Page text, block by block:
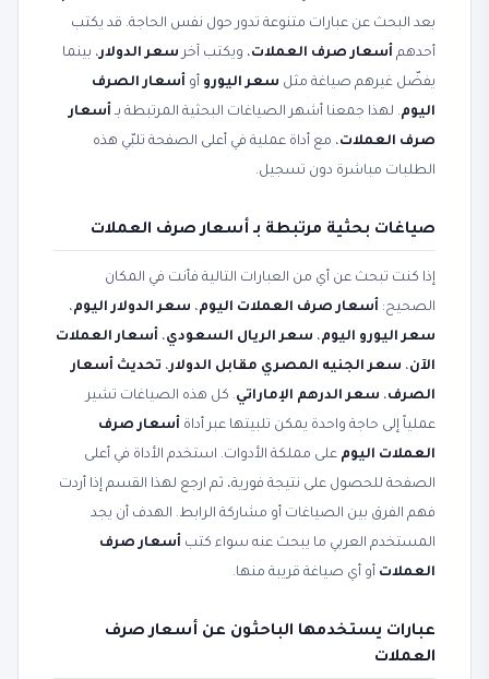
بعد البحث عن عبارات متنوعة تدور حول نفس الحاجة. قد يكتب
أحدهم أسعار صرف العملات، ويكتب آخر سعر الدولار، بينما
يفضّل غيرهم صياغة مثل سعر اليورو أو أسعار الصرف
اليوم. لهذا جمعنا أشهر الصياغات البحثية المرتبطة بـ أسعار
صرف العملات، مع أداة عملية في أعلى الصفحة تلبّي هذه
الطلبات مباشرة دون تسجيل.
صياغات بحثية مرتبطة بـ أسعار صرف العملات
إذا كنت تبحث عن أي من العبارات التالية فأنت في المكان
الصحيح: أسعار صرف العملات اليوم، سعر الدولار اليوم،
سعر اليورو اليوم، سعر الريال السعودي، أسعار العملات
الآن، سعر الجنيه المصري مقابل الدولار، تحديث أسعار
الصرف، سعر الدرهم الإماراتي. كل هذه الصياغات تشير
عملياً إلى حاجة واحدة يمكن تلبيتها عبر أداة أسعار صرف
العملات اليوم على مملكة الأدوات. استخدم الأداة في أعلى
الصفحة للحصول على نتيجة فورية، ثم ارجع لهذا القسم إذا أردت
فهم الفرق بين الصياغات أو مشاركة الرابط. الهدف أن يجد
المستخدم العربي ما يبحث عنه سواء كتب أسعار صرف
العملات أو أي صياغة قريبة منها.
عبارات يستخدمها الباحثون عن أسعار صرف
العملات